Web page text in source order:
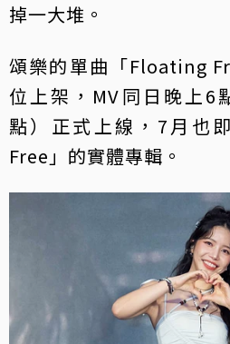
掉一大堆。
頌樂的單曲「Floating
位上架，MV同日晚上6
點）正式上線，7月也
Free」的實體專輯。